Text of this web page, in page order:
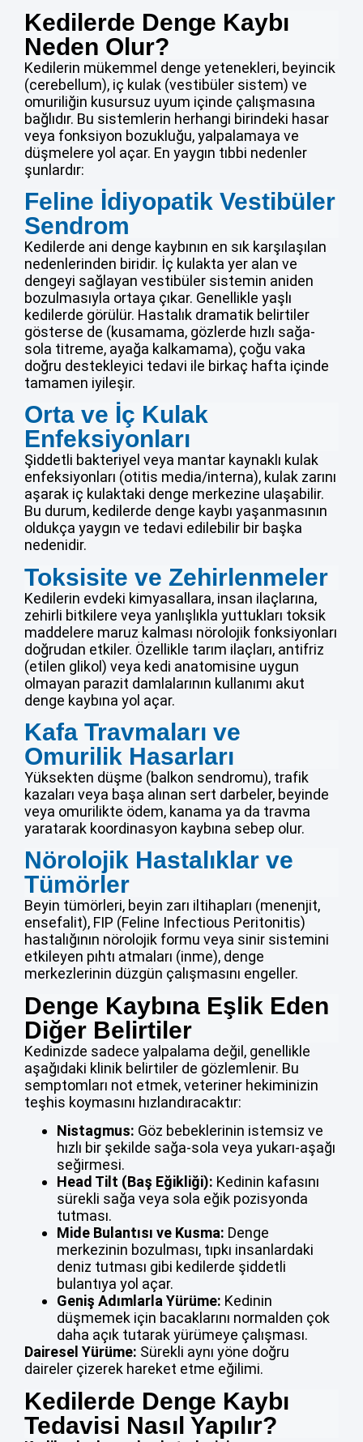
Kedilerde Denge Kaybı
Neden Olur?
Kedilerin mükemmel denge yetenekleri, beyincik
(cerebellum), iç kulak (vestibüler sistem) ve
omuriliğin kusursuz uyum içinde çalışmasına
bağlıdır. Bu sistemlerin herhangi birindeki hasar
veya fonksiyon bozukluğu, yalpalamaya ve
düşmelere yol açar. En yaygın tıbbi nedenler
şunlardır:
Feline İdiyopatik Vestibüler
Sendrom
Kedilerde ani denge kaybının en sık karşılaşılan
nedenlerinden biridir. İç kulakta yer alan ve
dengeyi sağlayan vestibüler sistemin aniden
bozulmasıyla ortaya çıkar. Genellikle yaşlı
kedilerde görülür. Hastalık dramatik belirtiler
gösterse de (kusamama, gözlerde hızlı sağa-
sola titreme, ayağa kalkamama), çoğu vaka
doğru destekleyici tedavi ile birkaç hafta içinde
tamamen iyileşir.
Orta ve İç Kulak
Enfeksiyonları
Şiddetli bakteriyel veya mantar kaynaklı kulak
enfeksiyonları (otitis media/interna), kulak zarını
aşarak iç kulaktaki denge merkezine ulaşabilir.
Bu durum, kedilerde denge kaybı yaşanmasının
oldukça yaygın ve tedavi edilebilir bir başka
nedenidir.
Toksisite ve Zehirlenmeler
Kedilerin evdeki kimyasallara, insan ilaçlarına,
zehirli bitkilere veya yanlışlıkla yuttukları toksik
maddelere maruz kalması nörolojik fonksiyonları
doğrudan etkiler. Özellikle tarım ilaçları, antifriz
(etilen glikol) veya kedi anatomisine uygun
olmayan parazit damlalarının kullanımı akut
denge kaybına yol açar.
Kafa Travmaları ve
Omurilik Hasarları
Yüksekten düşme (balkon sendromu), trafik
kazaları veya başa alınan sert darbeler, beyinde
veya omurilikte ödem, kanama ya da travma
yaratarak koordinasyon kaybına sebep olur.
Nörolojik Hastalıklar ve
Tümörler
Beyin tümörleri, beyin zarı iltihapları (menenjit,
ensefalit), FIP (Feline Infectious Peritonitis)
hastalığının nörolojik formu veya sinir sistemini
etkileyen pıhtı atmaları (inme), denge
merkezlerinin düzgün çalışmasını engeller.
Denge Kaybına Eşlik Eden
Diğer Belirtiler
Kedinizde sadece yalpalama değil, genellikle
aşağıdaki klinik belirtiler de gözlemlenir. Bu
semptomları not etmek, veteriner hekiminizin
teşhis koymasını hızlandıracaktır:
Nistagmus: Göz bebeklerinin istemsiz ve
hızlı bir şekilde sağa-sola veya yukarı-aşağı
seğirmesi.
Head Tilt (Baş Eğikliği): Kedinin kafasını
sürekli sağa veya sola eğik pozisyonda
tutması.
Mide Bulantısı ve Kusma: Denge
merkezinin bozulması, tıpkı insanlardaki
deniz tutması gibi kedilerde şiddetli
bulantıya yol açar.
Geniş Adımlarla Yürüme: Kedinin
düşmemek için bacaklarını normalden çok
daha açık tutarak yürümeye çalışması.
Dairesel Yürüme: Sürekli aynı yöne doğru
daireler çizerek hareket etme eğilimi.
Kedilerde Denge Kaybı
Tedavisi Nasıl Yapılır?